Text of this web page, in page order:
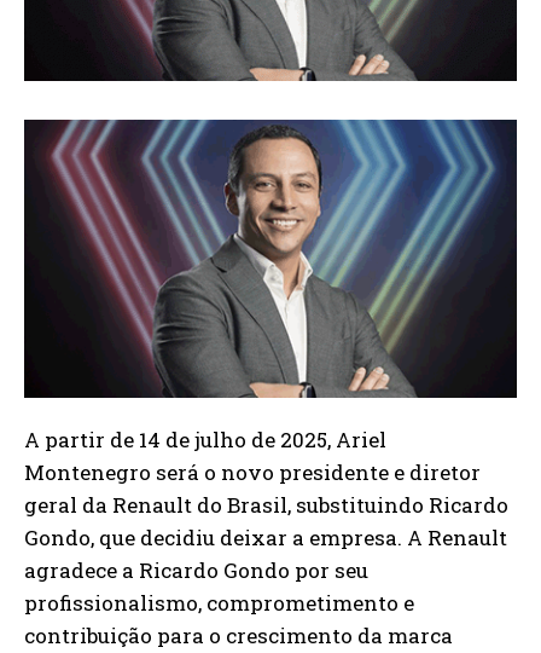
A partir de 14 de julho de 2025, Ariel
Montenegro será o novo presidente e diretor
geral da Renault do Brasil, substituindo Ricardo
Gondo, que decidiu deixar a empresa. A Renault
agradece a Ricardo Gondo por seu
profissionalismo, comprometimento e
contribuição para o crescimento da marca